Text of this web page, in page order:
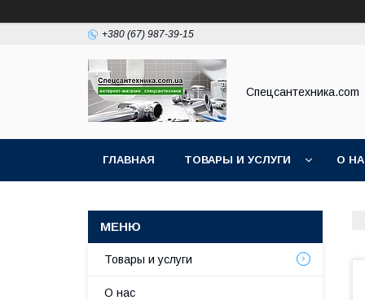
+380 (67) 987-39-15
Спецсантехника.com
ГЛАВНАЯ ТОВАРЫ И УСЛУГИ О
Товары и услуги
О нас